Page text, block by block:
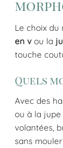
Le choix du
en v ou la
touche
Quels
Avec des
ou à la
volantées,
sans